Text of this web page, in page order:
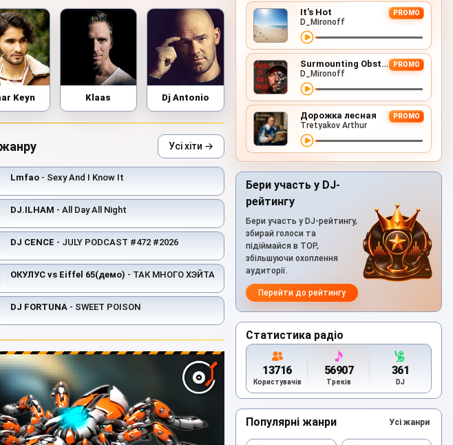
Keyn Klaas Dj Antonio
Усі хіти →
Lmfao - Sexy And I Know It
DJ.ILHAM - All Day All Night
DJ CENCE - JULY PODCAST #472 #2026
ОКУЛУС vs Eiffel 65(демо) - ТАК МНОГО ХЭЙТА
DJ FORTUNA - SWEET POISON
It's Hot PROMO
D_Mironoff
Surmounting Obstacles (D&B Remix) PROMO
D_Mironoff
Дорожка лесная PROMO
Tretyakov Arthur
Бери участь у DJ-
рейтингу
Бери участь у DJ-рейтингу,
збирай голоси та
підіймайся в TOP,
збільшуючи охоплення
аудиторії.
Перейти до рейтингу
Статистика радіо
13716
Користувачів
56907
Треків
361
DJ
Популярні жанри Усі жанри